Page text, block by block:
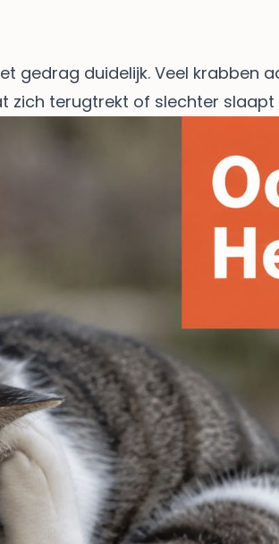
gedrag duidelijk. Veel krabben
zich terugtrekt of slechter